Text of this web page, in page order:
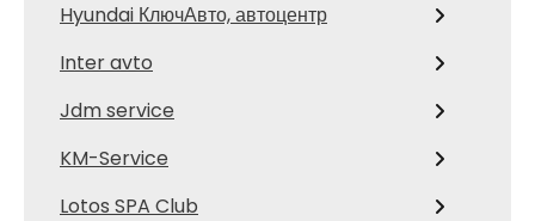
Hyundai КлючАвто, автоцентр
Inter avto
Jdm service
KM-Service
Lotos SPA Club